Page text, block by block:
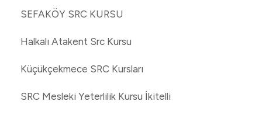
SEFAKÖY SRC KURSU
Halkalı Atakent Src Kursu
Küçükçekmece SRC Kursları
SRC Mesleki Yeterlilik Kursu İkitelli